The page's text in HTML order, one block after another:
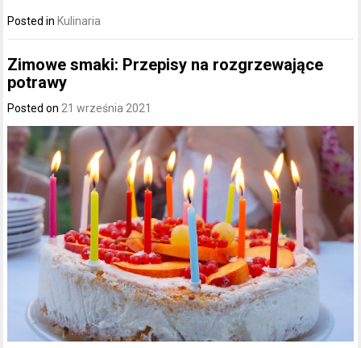
Posted in Kulinaria
Zimowe smaki: Przepisy na rozgrzewające
potrawy
Posted on 21 września 2021